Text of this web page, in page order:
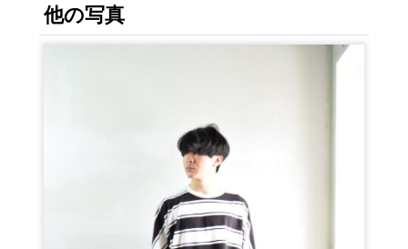
他の写真